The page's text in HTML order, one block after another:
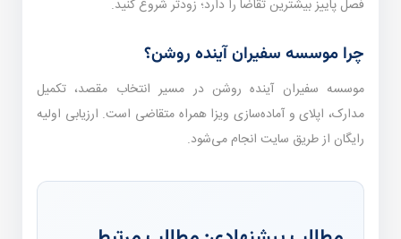
فصل پاییز بیشترین تقاضا را دارد؛ زودتر شروع کنید.
چرا موسسه سفیران آینده روشن؟
موسسه سفیران آینده روشن در مسیر انتخاب مقصد، تکمیل
مدارک، اپلای و آماده‌سازی ویزا همراه متقاضی است. ارزیابی اولیه
رایگان از طریق سایت انجام می‌شود.